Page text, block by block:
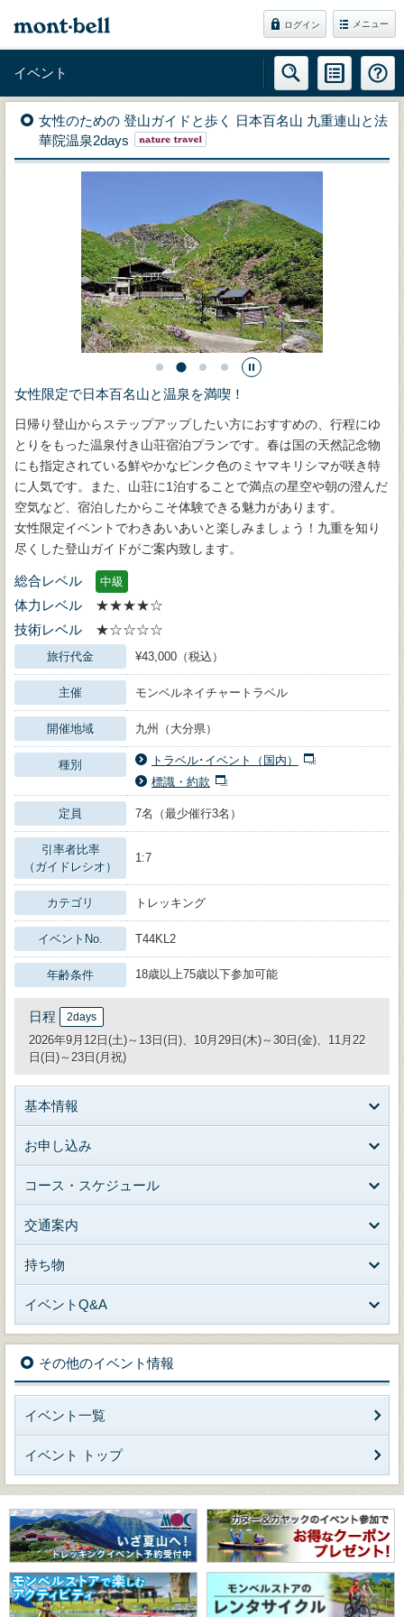
ログイン メニュー
イベント
女性のための 登山ガイドと歩く 日本百名山 九重連山と法
華院温泉2days
女性限定で日本百名山と温泉を満喫！
日帰り登山からステップアップしたい方におすすめの、行程にゆ
とりをもった温泉付き山荘宿泊プランです。春は国の天然記念物
にも指定されている鮮やかなピンク色のミヤマキリシマが咲き特
に人気です。また、山荘に1泊することで満点の星空や朝の澄んだ
空気など、宿泊したからこそ体験できる魅力があります。
女性限定イベントでわきあいあいと楽しみましょう！九重を知り
尽くした登山ガイドがご案内致します。
総合レベル 中級
体力レベル
★★★★☆
技術レベル
★☆☆☆☆
旅行代金 ¥43,000（税込）
主催 モンベルネイチャートラベル
開催地域 九州（大分県）
種別
トラベル･イベント（国内）
標識・約款
定員 7名（最少催行3名）
引率者比率
（ガイドレシオ）
1:7
カテゴリ トレッキング
イベントNo. T44KL2
年齢条件 18歳以上75歳以下参加可能
日程 2days
2026年9月12日(土)～13日(日)、10月29日(木)～30日(金)、11月22
日(日)～23日(月祝)
基本情報
お申し込み
コース・スケジュール
交通案内
持ち物
イベントQ&A
その他のイベント情報
イベント一覧
イベント トップ